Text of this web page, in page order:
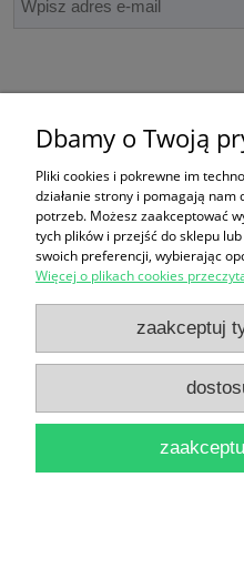
Ten produkt jest niedostępny.
pokaż
Sklep
Dbamy o Twoją
Pliki cookies i pokrewne im
działanie strony i pomagają
potrzeb. Możesz zaakceptować
tych plików i przejść do sklepu
swoich preferencji, wybierając
Więcej o plikach cookies
zaakceptuj